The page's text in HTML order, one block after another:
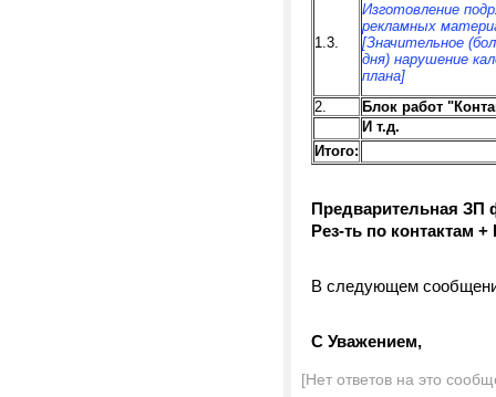
1.3.
Изготовление
рекламных
[Значительное
дня) нарушение
плана]
2.
Блок работ
И т.д.
Итого:
Предварительная ЗП
Рез-ть по контактам
В следующем
С Уважением,
[Нет ответов на это